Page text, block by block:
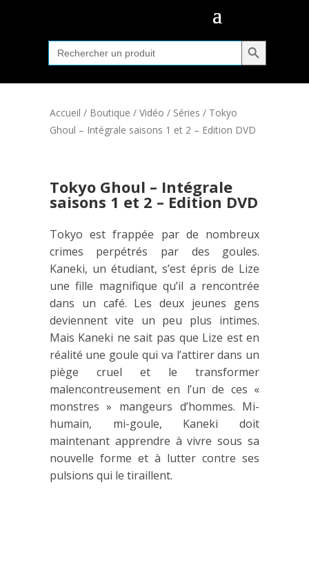
Search
for:
Search Button
Accueil / Boutique / Vidéo / Séries / Tokyo
Ghoul – Intégrale saisons 1 et 2 – Edition DVD
Tokyo Ghoul – Intégrale
saisons 1 et 2 – Edition DVD
Tokyo est frappée par de nombreux
crimes perpétrés par des goules.
Kaneki, un étudiant, s’est épris de Lize
une fille magnifique qu’il a rencontrée
dans un café. Les deux jeunes gens
deviennent vite un peu plus intimes.
Mais Kaneki ne sait pas que Lize est en
réalité une goule qui va l’attirer dans un
piège cruel et le transformer
malencontreusement en l’un de ces «
monstres » mangeurs d’hommes. Mi-
humain, mi-goule, Kaneki doit
maintenant apprendre à vivre sous sa
nouvelle forme et à lutter contre ses
pulsions qui le tiraillent.